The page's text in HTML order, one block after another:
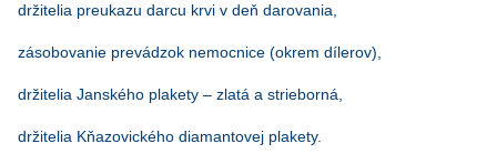
držitelia preukazu darcu krvi v deň darovania,
zásobovanie prevádzok nemocnice (okrem dílerov),
držitelia Janského plakety – zlatá a strieborná,
držitelia Kňazovického diamantovej plakety.